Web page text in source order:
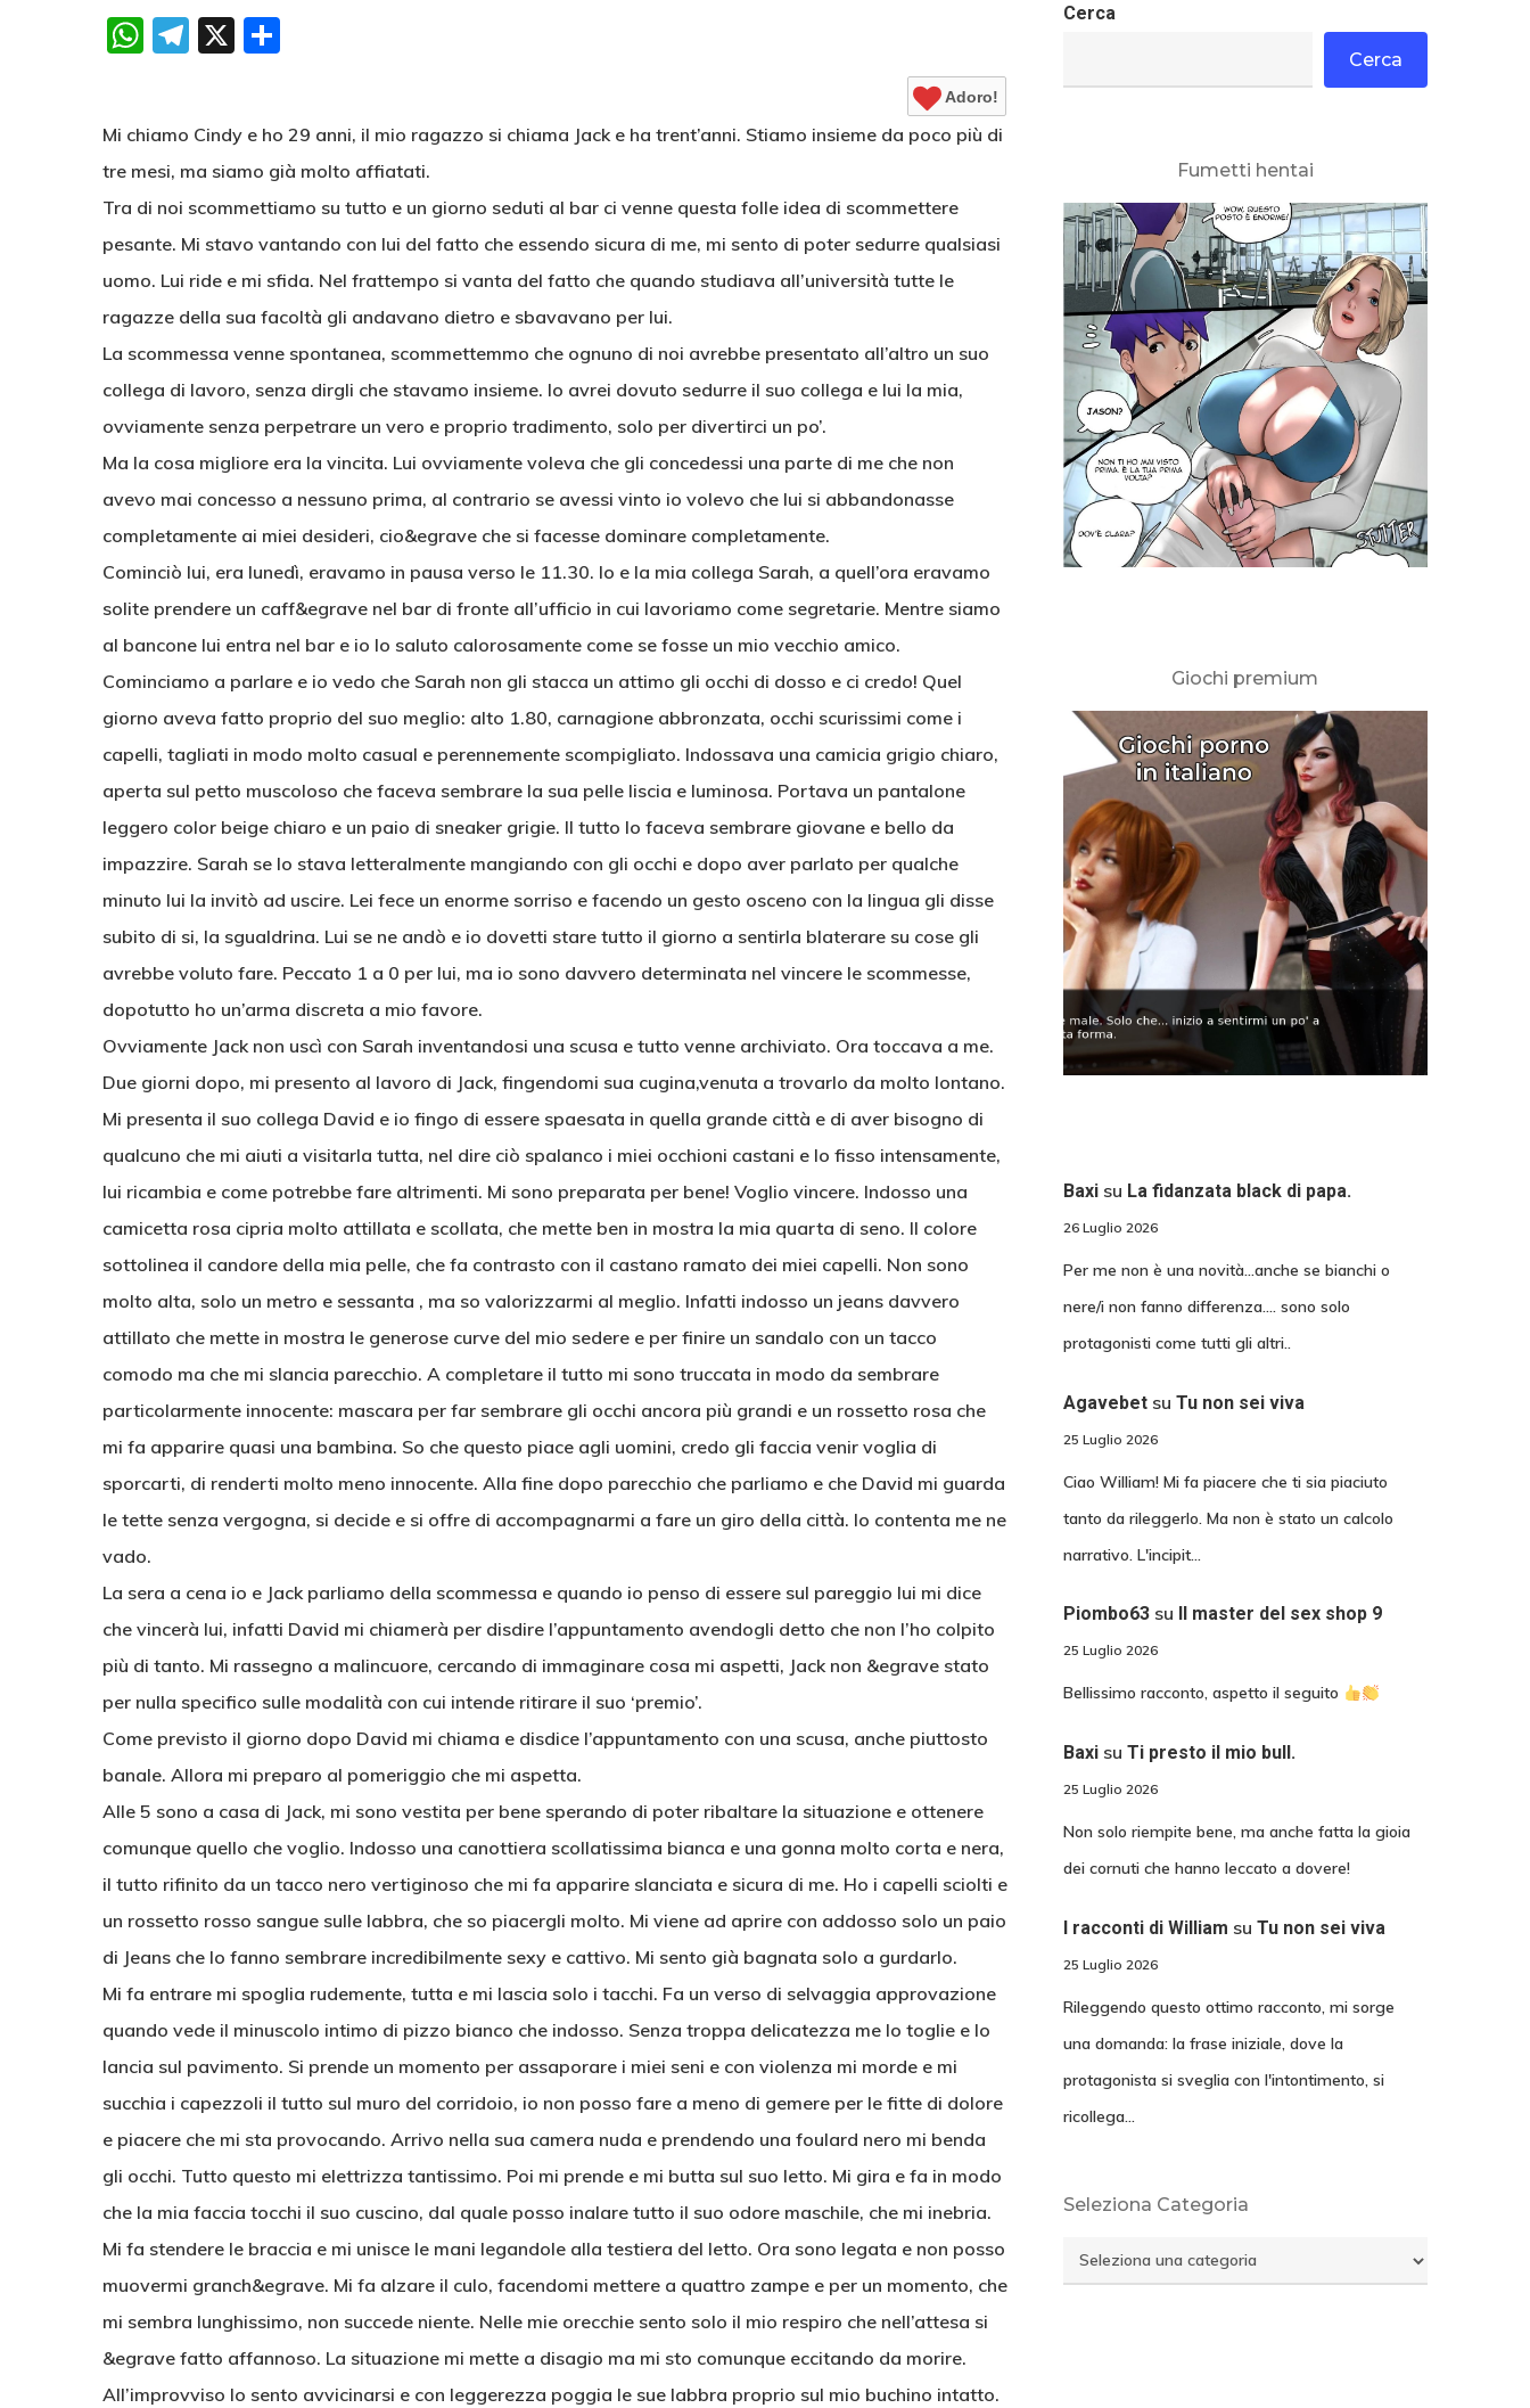
WhatsApp
Telegram
X
Adoro!
Mi chiamo Cindy e ho 29 anni, il mio ragazzo si chiama Jack e ha trent’anni. Stiamo insieme da poco più di
tre mesi, ma siamo già molto affiatati.
Tra di noi scommettiamo su tutto e un giorno seduti al bar ci venne questa folle idea di scommettere
pesante. Mi stavo vantando con lui del fatto che essendo sicura di me, mi sento di poter sedurre qualsiasi
uomo. Lui ride e mi sfida. Nel frattempo si vanta del fatto che quando studiava all’università tutte le
ragazze della sua facoltà gli andavano dietro e sbavavano per lui.
La scommessa venne spontanea, scommettemmo che ognuno di noi avrebbe presentato all’altro un suo
collega di lavoro, senza dirgli che stavamo insieme. Io avrei dovuto sedurre il suo collega e lui la mia,
ovviamente senza perpetrare un vero e proprio tradimento, solo per divertirci un po’.
Ma la cosa migliore era la vincita. Lui ovviamente voleva che gli concedessi una parte di me che non
avevo mai concesso a nessuno prima, al contrario se avessi vinto io volevo che lui si abbandonasse
completamente ai miei desideri, cio&egrave che si facesse dominare completamente.
Cominciò lui, era lunedì, eravamo in pausa verso le 11.30. Io e la mia collega Sarah, a quell’ora eravamo
solite prendere un caff&egrave nel bar di fronte all’ufficio in cui lavoriamo come segretarie. Mentre siamo
al bancone lui entra nel bar e io lo saluto calorosamente come se fosse un mio vecchio amico.
Cominciamo a parlare e io vedo che Sarah non gli stacca un attimo gli occhi di dosso e ci credo! Quel
giorno aveva fatto proprio del suo meglio: alto 1.80, carnagione abbronzata, occhi scurissimi come i
capelli, tagliati in modo molto casual e perennemente scompigliato. Indossava una camicia grigio chiaro,
aperta sul petto muscoloso che faceva sembrare la sua pelle liscia e luminosa. Portava un pantalone
leggero color beige chiaro e un paio di sneaker grigie. Il tutto lo faceva sembrare giovane e bello da
impazzire. Sarah se lo stava letteralmente mangiando con gli occhi e dopo aver parlato per qualche
minuto lui la invitò ad uscire. Lei fece un enorme sorriso e facendo un gesto osceno con la lingua gli disse
subito di si, la sgualdrina. Lui se ne andò e io dovetti stare tutto il giorno a sentirla blaterare su cose gli
avrebbe voluto fare. Peccato 1 a 0 per lui, ma io sono davvero determinata nel vincere le scommesse,
dopotutto ho un’arma discreta a mio favore.
Ovviamente Jack non uscì con Sarah inventandosi una scusa e tutto venne archiviato. Ora toccava a me.
Due giorni dopo, mi presento al lavoro di Jack, fingendomi sua cugina,venuta a trovarlo da molto lontano.
Mi presenta il suo collega David e io fingo di essere spaesata in quella grande città e di aver bisogno di
qualcuno che mi aiuti a visitarla tutta, nel dire ciò spalanco i miei occhioni castani e lo fisso intensamente,
lui ricambia e come potrebbe fare altrimenti. Mi sono preparata per bene! Voglio vincere. Indosso una
camicetta rosa cipria molto attillata e scollata, che mette ben in mostra la mia quarta di seno. Il colore
sottolinea il candore della mia pelle, che fa contrasto con il castano ramato dei miei capelli. Non sono
molto alta, solo un metro e sessanta , ma so valorizzarmi al meglio. Infatti indosso un jeans davvero
attillato che mette in mostra le generose curve del mio sedere e per finire un sandalo con un tacco
comodo ma che mi slancia parecchio. A completare il tutto mi sono truccata in modo da sembrare
particolarmente innocente: mascara per far sembrare gli occhi ancora più grandi e un rossetto rosa che
mi fa apparire quasi una bambina. So che questo piace agli uomini, credo gli faccia venir voglia di
sporcarti, di renderti molto meno innocente. Alla fine dopo parecchio che parliamo e che David mi guarda
le tette senza vergogna, si decide e si offre di accompagnarmi a fare un giro della città. Io contenta me ne
vado.
La sera a cena io e Jack parliamo della scommessa e quando io penso di essere sul pareggio lui mi dice
che vincerà lui, infatti David mi chiamerà per disdire l’appuntamento avendogli detto che non l’ho colpito
più di tanto. Mi rassegno a malincuore, cercando di immaginare cosa mi aspetti, Jack non &egrave stato
per nulla specifico sulle modalità con cui intende ritirare il suo ‘premio’.
Come previsto il giorno dopo David mi chiama e disdice l’appuntamento con una scusa, anche piuttosto
banale. Allora mi preparo al pomeriggio che mi aspetta.
Alle 5 sono a casa di Jack, mi sono vestita per bene sperando di poter ribaltare la situazione e ottenere
comunque quello che voglio. Indosso una canottiera scollatissima bianca e una gonna molto corta e nera,
il tutto rifinito da un tacco nero vertiginoso che mi fa apparire slanciata e sicura di me. Ho i capelli sciolti e
un rossetto rosso sangue sulle labbra, che so piacergli molto. Mi viene ad aprire con addosso solo un paio
di Jeans che lo fanno sembrare incredibilmente sexy e cattivo. Mi sento già bagnata solo a gurdarlo.
Mi fa entrare mi spoglia rudemente, tutta e mi lascia solo i tacchi. Fa un verso di selvaggia approvazione
quando vede il minuscolo intimo di pizzo bianco che indosso. Senza troppa delicatezza me lo toglie e lo
lancia sul pavimento. Si prende un momento per assaporare i miei seni e con violenza mi morde e mi
succhia i capezzoli il tutto sul muro del corridoio, io non posso fare a meno di gemere per le fitte di dolore
e piacere che mi sta provocando. Arrivo nella sua camera nuda e prendendo una foulard nero mi benda
gli occhi. Tutto questo mi elettrizza tantissimo. Poi mi prende e mi butta sul suo letto. Mi gira e fa in modo
che la mia faccia tocchi il suo cuscino, dal quale posso inalare tutto il suo odore maschile, che mi inebria.
Mi fa stendere le braccia e mi unisce le mani legandole alla testiera del letto. Ora sono legata e non posso
muovermi granch&egrave. Mi fa alzare il culo, facendomi mettere a quattro zampe e per un momento, che
mi sembra lunghissimo, non succede niente. Nelle mie orecchie sento solo il mio respiro che nell’attesa si
&egrave fatto affannoso. La situazione mi mette a disagio ma mi sto comunque eccitando da morire.
All’improvviso lo sento avvicinarsi e con leggerezza poggia le sue labbra proprio sul mio buchino intatto.
Cerca
Cerca
Fumetti hentai
Giochi premium
Baxisu La fidanzata black di papa.
26 Luglio 2026
Per me non è una novità...anche se bianchi o
nere/i non fanno differenza.... sono solo
protagonisti come tutti gli altri..
Agavebetsu Tu non sei viva
25 Luglio 2026
Ciao William! Mi fa piacere che ti sia piaciuto
tanto da rileggerlo. Ma non è stato un calcolo
narrativo. L'incipit…
Piombo63su Il master del sex shop 9
25 Luglio 2026
Bellissimo racconto, aspetto il seguito
Baxisu Ti presto il mio bull.
25 Luglio 2026
Non solo riempite bene, ma anche fatta la gioia
dei cornuti che hanno leccato a dovere!
I racconti di William su Tu non sei viva
25 Luglio 2026
Rileggendo questo ottimo racconto, mi sorge
una domanda: la frase iniziale, dove la
protagonista si sveglia con l'intontimento, si
ricollega…
Seleziona Categoria
Seleziona
Categoria